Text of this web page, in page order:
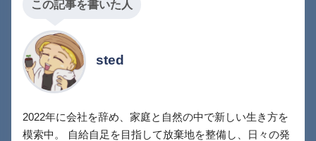
この記事を書いた人
sted
2022年に会社を辞め、家庭と自然の中で新しい生き方を
模索中。 自給自足を目指して放棄地を整備し、日々の発